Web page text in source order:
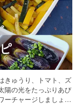
きゅうり、トマト、ズ
陽の光をたっぷりあび
ーチャージしましょう